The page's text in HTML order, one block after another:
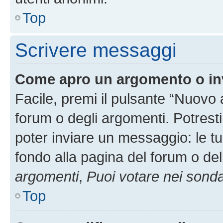
Top
Scrivere messaggi
Come apro un argomento o
Facile, premi il pulsante
forum o degli argomenti.
poter inviare un messaggio: le
fondo alla pagina del forum o
argomenti, Puoi votare nei
Top